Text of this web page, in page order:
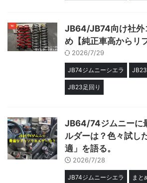
JB64/JB74向け社外
め【純正車高からリ
2026/7/29
JB74ジムニーシエラ
JB23足回り
JB64/74ジムニーに
ルダーは？色々試し
適」を語る。
2026/7/28
JB74ジムニーシエラ まと